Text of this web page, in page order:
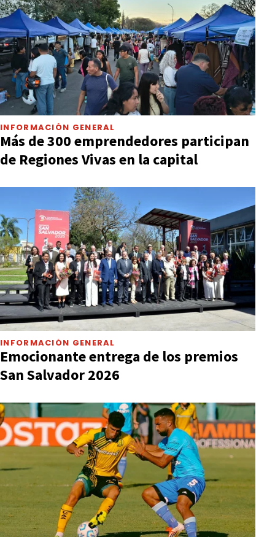
INFORMACIÓN GENERAL
Más de 300 emprendedores participan
de Regiones Vivas en la capital
INFORMACIÓN GENERAL
Emocionante entrega de los premios
San Salvador 2026